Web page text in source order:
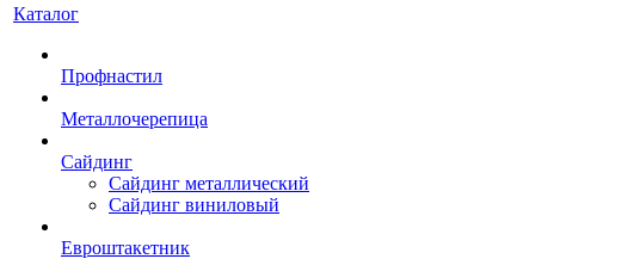
Каталог
Профнастил
Металлочерепица
Сайдинг
Сайдинг металлический
Сайдинг виниловый
Евроштакетник